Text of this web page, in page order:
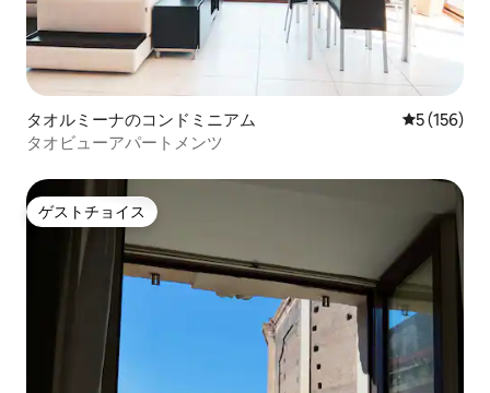
タオルミーナのコンドミニアム レビュー
5 (156)
タオビューアパートメンツ
ゲストチョイス
ゲストチョイス